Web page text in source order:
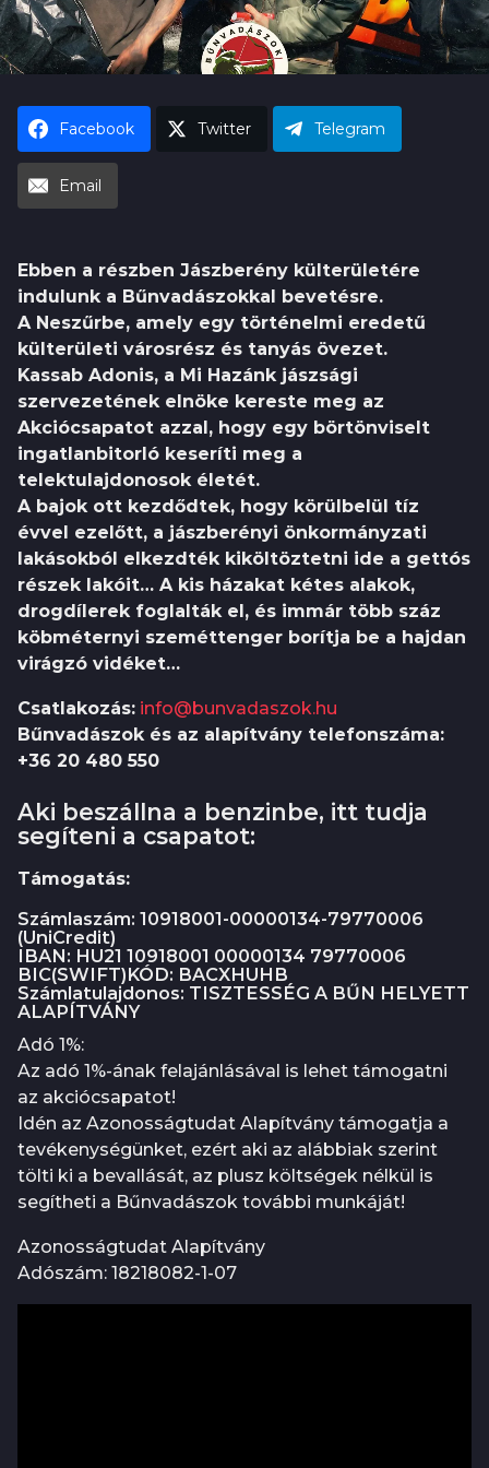
a
|
h
u
Facebook Twitter Telegram
Email
Ebben a részben Jászberény külterületére
indulunk a Bűnvadászokkal bevetésre.
A Neszűrbe, amely egy történelmi eredetű
külterületi városrész és tanyás övezet.
Kassab Adonis, a Mi Hazánk jászsági
szervezetének elnöke kereste meg az
Akciócsapatot azzal, hogy egy börtönviselt
ingatlanbitorló keseríti meg a
telektulajdonosok életét.
A bajok ott kezdődtek, hogy körülbelül tíz
évvel ezelőtt, a jászberényi önkormányzati
lakásokból elkezdték kiköltöztetni ide a gettós
részek lakóit… A kis házakat kétes alakok,
drogdílerek foglalták el, és immár több száz
köbméternyi szeméttenger borítja be a hajdan
virágzó vidéket…
Csatlakozás: info@bunvadaszok.hu
Bűnvadászok és az alapítvány telefonszáma:
+36 20 480 550
Aki beszállna a benzinbe, itt tudja
segíteni a csapatot:
Támogatás:
Számlaszám: 10918001-00000134-79770006
(UniCredit)
IBAN: HU21 10918001 00000134 79770006
BIC(SWIFT)KÓD: BACXHUHB
Számlatulajdonos: TISZTESSÉG A BŰN HELYETT
ALAPÍTVÁNY
Adó 1%:
Az adó 1%-ának felajánlásával is lehet támogatni
az akciócsapatot!
Idén az Azonosságtudat Alapítvány támogatja a
tevékenységünket, ezért aki az alábbiak szerint
tölti ki a bevallását, az plusz költségek nélkül is
segítheti a Bűnvadászok további munkáját!
Azonosságtudat Alapítvány
Adószám: 18218082-1-07